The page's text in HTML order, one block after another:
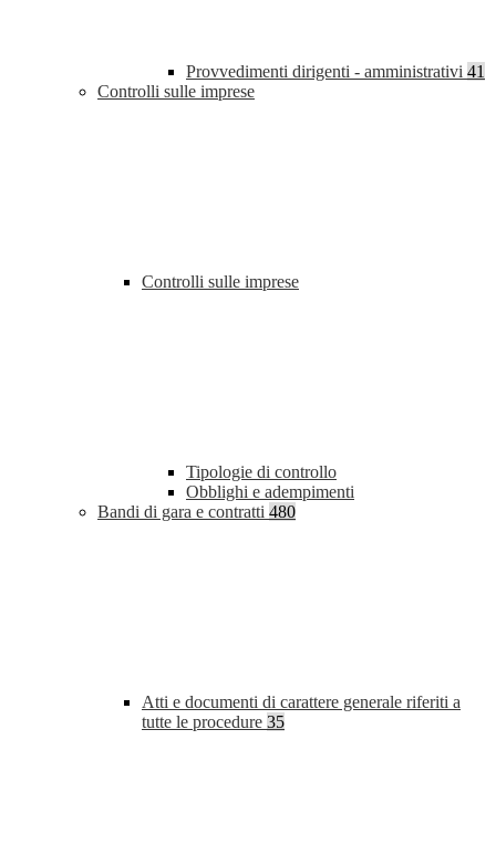
Provvedimenti dirigenti - amministrativi 41
Controlli sulle imprese
Controlli sulle imprese
Tipologie di controllo
Obblighi e adempimenti
Bandi di gara e contratti 480
Atti e documenti di carattere generale riferiti a
tutte le procedure 35